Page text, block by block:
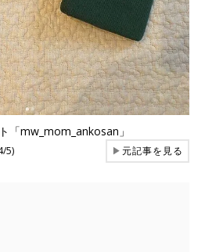
「mw_mom_ankosan」
5) ▶元記事を見る